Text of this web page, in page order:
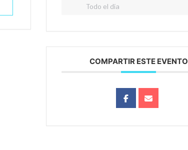
Todo el día
COMPARTIR ESTE EVENTO